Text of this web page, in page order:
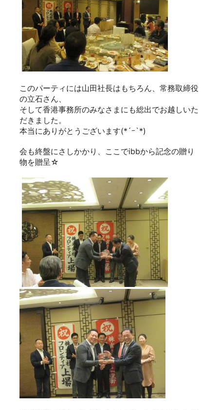
このパーティには山田社長はもちろん、常務取締役
の立石さん、
そして香港事務所のみなさまにも総出でお越しいた
だきました。
本当にありがとうございます(*´ｰ`*)
会も終盤にさしかかり、ここでibbから記念の贈り
物を贈呈☆